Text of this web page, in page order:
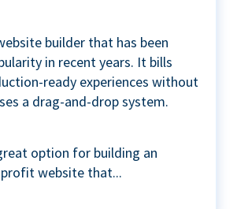
builder that has been
in recent years. It bills
ready experiences without
a drag-and-drop system.
option for building an
website that...